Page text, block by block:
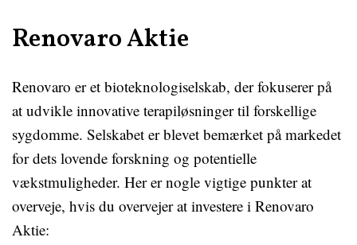
Renovaro Aktie
Renovaro er et bioteknologiselskab, der fokuserer på
at udvikle innovative terapiløsninger til forskellige
sygdomme. Selskabet er blevet bemærket på markedet
for dets lovende forskning og potentielle
vækstmuligheder. Her er nogle vigtige punkter at
overveje, hvis du overvejer at investere i Renovaro
Aktie: